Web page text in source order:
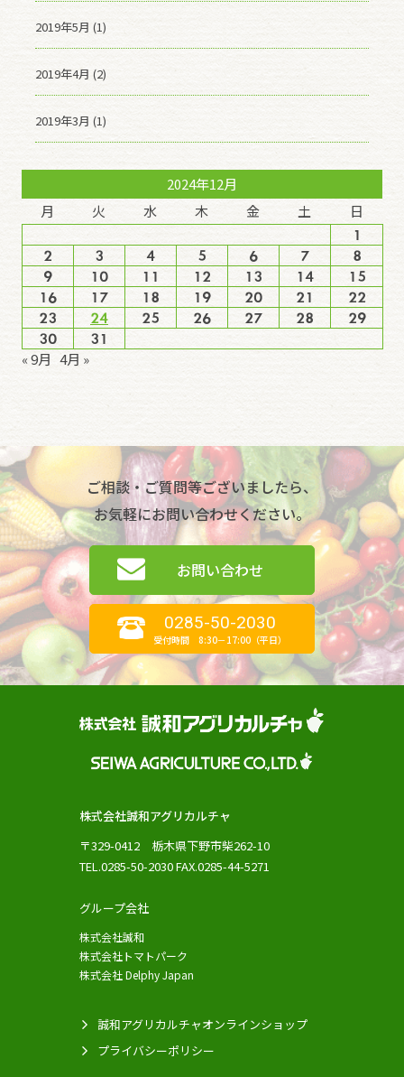
2019年5月 (1)
2019年4月 (2)
2019年3月 (1)
2024年12月
月
火 水 木 金 土 日
1
2
3 4 5 6 7
8
9
10 11 12 13 14
15
16
17 18 19 20 21
22
23
24 25 26 27 28
29
30
31
« 9月 4月 »
ご相談・ご質問等ございましたら、
お気軽にお問い合わせください。
お問い合わせ
0285-50-2030
受付時間 8:30－17:00（平日）
株式会社誠和アグリカルチャ
〒329-0412 栃木県下野市柴262-10
TEL.0285-50-2030 FAX.0285-44-5271
グループ会社
株式会社誠和
株式会社トマトパーク
株式会社 Delphy Japan
誠和アグリカルチャオンラインショップ
プライバシーポリシー